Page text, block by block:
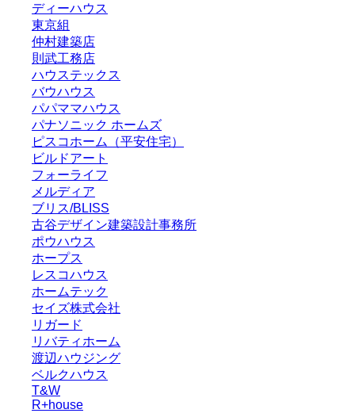
ディーハウス
東京組
仲村建築店
則武工務店
ハウステックス
バウハウス
パパママハウス
パナソニック ホームズ
ピスコホーム（平安住宅）
ビルドアート
フォーライフ
メルディア
ブリス/BLISS
古谷デザイン建築設計事務所
ポウハウス
ホープス
レスコハウス
ホームテック
セイズ株式会社
リガード
リバティホーム
渡辺ハウジング
ベルクハウス
T&W
R+house